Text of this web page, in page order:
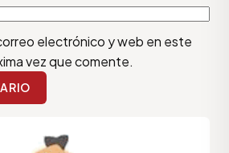
electrónico y web en este
vez que comente.